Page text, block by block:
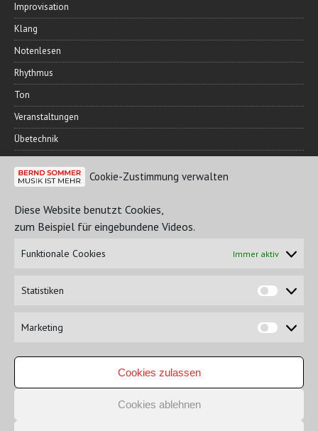
Cookie-Zustimmung verwalten
Diese Website benutzt Cookies,
zum Beispiel für eingebundene Videos.
Funktionale Cookies Immer aktiv
Statistiken
Marketing
Cookies zulassen
Cookies ablehnen
Improvisation
Klang
Notenlesen
Rhythmus
Ton
Veranstaltungen
Übetechnik
FREUNDESKREIS
NICHTS GEFUNDEN?